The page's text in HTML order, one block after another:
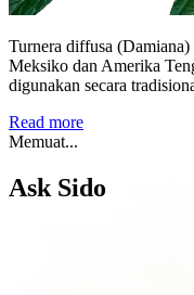
Turnera diffusa (Damiana)
Meksiko dan Amerika
digunakan secara
Read more
Memuat...
Ask Sido